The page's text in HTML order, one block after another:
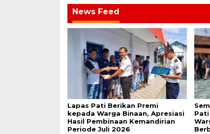
News Feed
Lapas Pati Berikan Premi
kepada Warga Binaan, Apresiasi
Hasil Pembinaan Kemandirian
Periode Juli 2026
Pati